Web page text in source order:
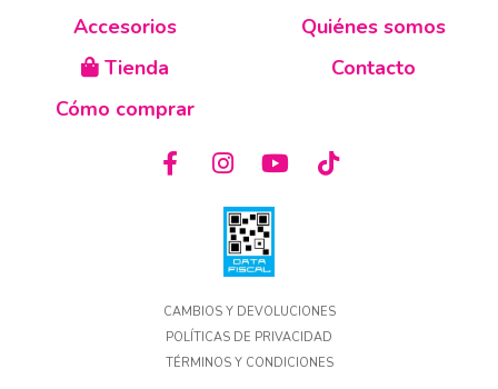
Accesorios
Tienda
Cómo comprar
Quiénes somos
Contacto
CAMBIOS Y DEVOLUCIONES
POLÍTICAS DE PRIVACIDAD
TÉRMINOS Y CONDICIONES